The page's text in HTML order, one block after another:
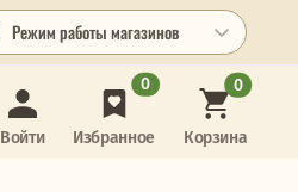
Режим работы магазинов
Войти Избранное
0
Корзина
0